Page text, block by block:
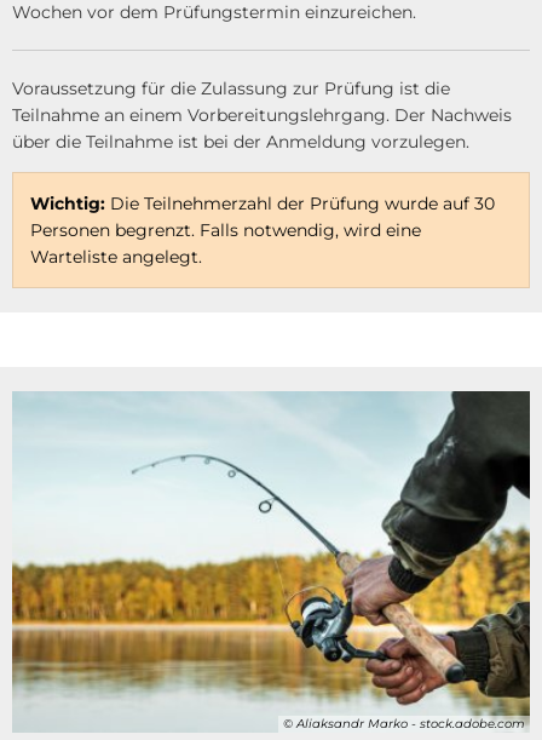
Wochen vor dem Prüfungstermin einzureichen.
Voraussetzung für die Zulassung zur Prüfung ist die
Teilnahme an einem Vorbereitungslehrgang. Der Nachweis
über die Teilnahme ist bei der Anmeldung vorzulegen.
Wichtig: Die Teilnehmerzahl der Prüfung wurde auf 30
Personen begrenzt. Falls notwendig, wird eine
Warteliste angelegt.
© Aliaksandr Marko - stock.adobe.com